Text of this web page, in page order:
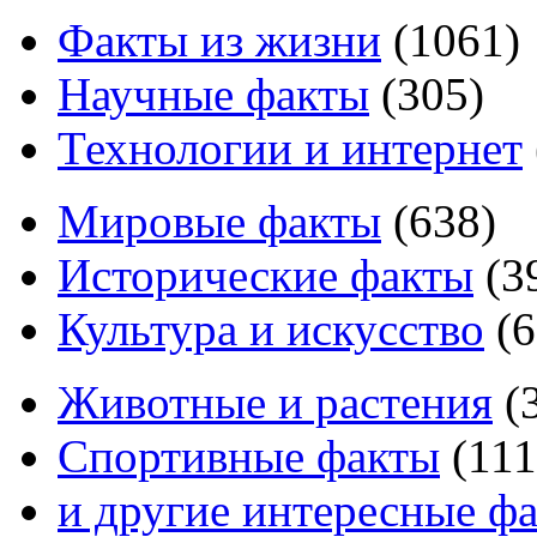
Факты из жизни (1061)
Научные факты (305)
Технологии и интернет
Мировые факты (638)
Исторические факты (
Культура и искусство (
Животные и растения (
Спортивные факты (111
и другие интересные